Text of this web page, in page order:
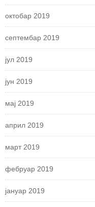
октобар 2019
септембар 2019
јул 2019
јун 2019
мај 2019
април 2019
март 2019
фебруар 2019
јануар 2019